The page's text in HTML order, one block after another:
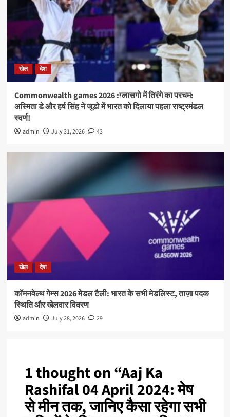
खेल देश
Commonwealth games 2026 :ग्लासगो में तिरंगे का परचम:
अस्मिता डे और हर्ष सिंह ने जूडो में भारत को दिलाया पहला राष्ट्रमंडल
स्वर्ण!
admin July 31, 2026 43
खेल देश
कॉमनवेल्थ गेम्स 2026 मेडल टैली: भारत के सभी मेडलिस्ट, ताज़ा पदक
स्थिति और खेलवार विवरण
admin July 28, 2026 29
1 thought on “Aaj Ka
Rashifal 04 April 2024: मेष
से मीन तक, जानिए कैसा रहेगा सभी